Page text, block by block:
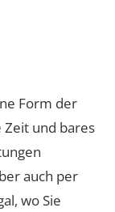
Form der
Zeit und bares
auch per
wo Sie